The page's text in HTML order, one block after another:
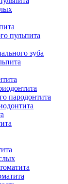
пульпита
зуба
пародонтита